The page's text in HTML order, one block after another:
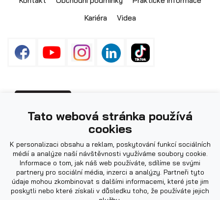
Výprodej
Kariéra
Videa
ilustrační.
Tato webová stránka používá
cookies
K personalizaci obsahu a reklam, poskytování funkcí sociálních
médií a analýze naší návštěvnosti využíváme soubory cookie.
Informace o tom, jak náš web používáte, sdílíme se svými
partnery pro sociální média, inzerci a analýzy. Partneři tyto
údaje mohou zkombinovat s dalšími informacemi, které jste jim
poskytli nebo které získali v důsledku toho, že používáte jejich